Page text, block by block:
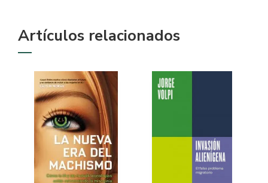
Artículos relacionados